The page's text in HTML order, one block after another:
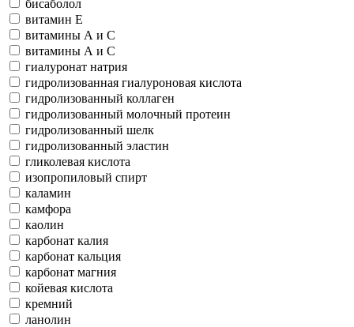
бисаболол
витамин Е
витамины А и С
витамины А и С
гиалуронат натрия
гидролизованная гиалуроновая кислота
гидролизованный коллаген
гидролизованный молочный протеин
гидролизованный шелк
гидролизованный эластин
гликолевая кислота
изопропиловый спирт
каламин
камфора
каолин
карбонат калия
карбонат кальция
карбонат магния
койевая кислота
кремний
ланолин